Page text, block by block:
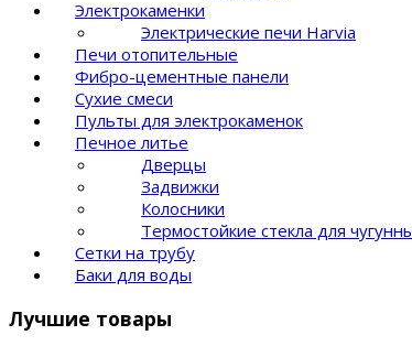
Электрокаменки
Электрические печи Harvia
Печи отопительные
Фибро-цементные панели
Сухие смеси
Пульты для электрокаменок
Печное литье
Дверцы
Задвижки
Колосники
Термостойкие стекла для
Сетки на трубу
Баки для воды
Лучшие товары